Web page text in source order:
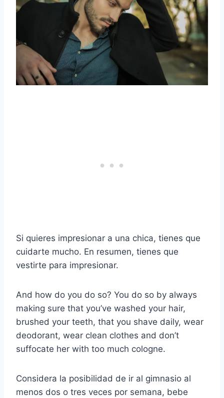
Si quieres impresionar a una chica, tienes que
cuidarte mucho. En resumen, tienes que
vestirte para impresionar.
And how do you do so? You do so by always
making sure that you’ve washed your hair,
brushed your teeth, that you shave daily, wear
deodorant, wear clean clothes and don’t
suffocate her with too much cologne.
Considera la posibilidad de ir al gimnasio al
menos dos o tres veces por semana, bebe